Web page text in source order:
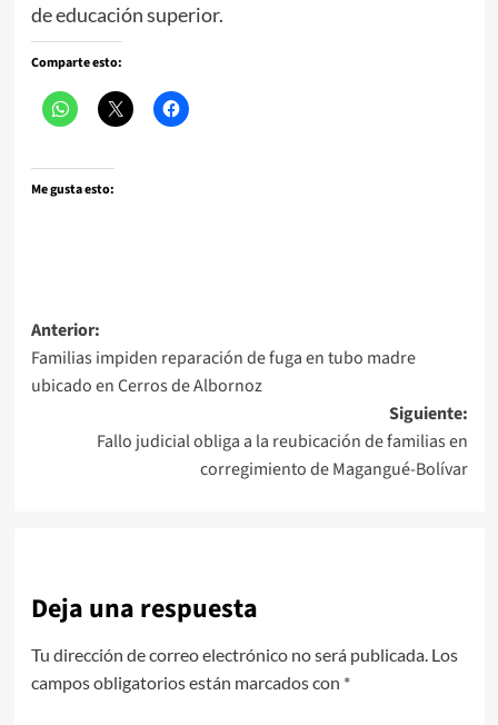
de educación superior.
Comparte esto:
Me gusta esto:
Navegación
de
entradas
Anterior:
Familias impiden reparación de fuga en tubo madre
ubicado en Cerros de Albornoz
Siguiente:
Fallo judicial obliga a la reubicación de familias en
corregimiento de Magangué-Bolívar
Deja una respuesta
Tu dirección de correo electrónico no será publicada. Los
campos obligatorios están marcados con *